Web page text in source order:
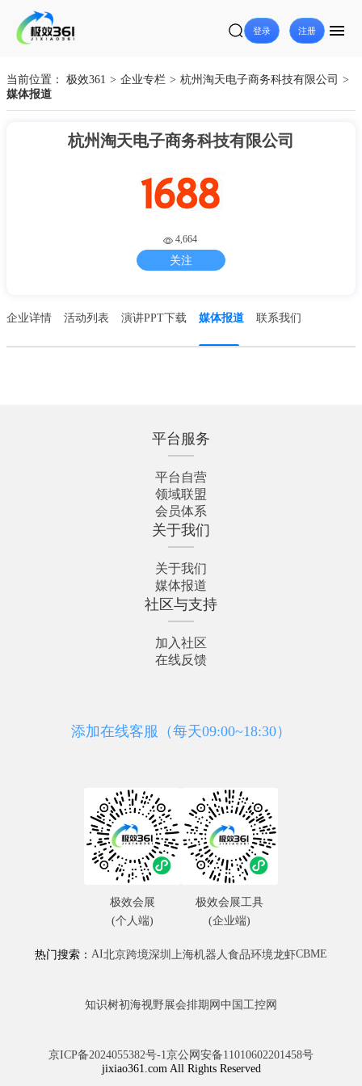
登录 注册
当前位置： 极效361 > 企业专栏 > 杭州淘天电子商务科技有限公司 >
媒体报道
杭州淘天电子商务科技有限公司
4,664
关注
企业详情 活动列表 演讲PPT下载 媒体报道 联系我们
平台服务
平台自营
领域联盟
会员体系
关于我们
关于我们
媒体报道
社区与支持
加入社区
在线反馈
添加在线客服（每天09:00~18:30）
热门搜索： AI北京跨境深圳 上海机器人食品环境龙虾CBME
知识树初海视野展会排期网 中国工控网
京ICP备2024055382号-1京公网安备11010602201458号
jixiao361.com All Rights Reserved
极效会展
(个人端)
极效会展工具
(企业端)